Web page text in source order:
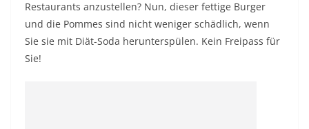
Restaurants anzustellen? Nun, dieser fettige Burger
und die Pommes sind nicht weniger schädlich, wenn
Sie sie mit Diät-Soda herunterspülen. Kein Freipass für
Sie!